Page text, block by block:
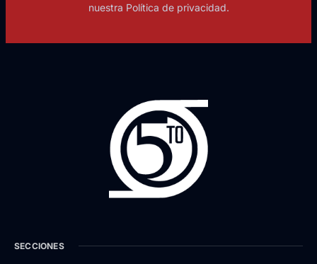
nuestra Política de privacidad.
SECCIONES